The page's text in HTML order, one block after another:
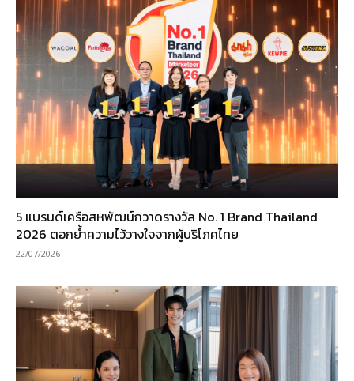
5 แบรนด์เครือสหพัฒน์กวาดรางวัล No. 1 Brand Thailand
2026 ตอกย้ำความไว้วางใจจากผู้บริโภคไทย
22/07/2026